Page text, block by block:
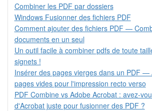
Combiner les PDF par dossiers
Windows Fusionner des fichiers PDF
Comment ajouter des fichiers PDF —
documents en un seul
Un outil facile à combiner pdfs de toute
signets !
Insérer des pages vierges dans un PDF —
pages vides pour l'impression recto verso
PDF Combine vs Adobe Acrobat : avez-
d'Acrobat juste pour fusionner des PDF ?